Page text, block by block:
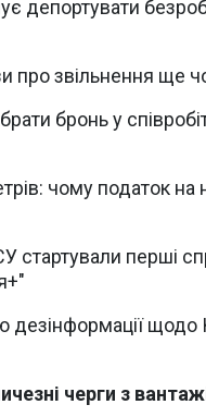
депортувати
про звільнення ще
бронь у
чому податок на
стартували перші
дезінформації щодо
черги з